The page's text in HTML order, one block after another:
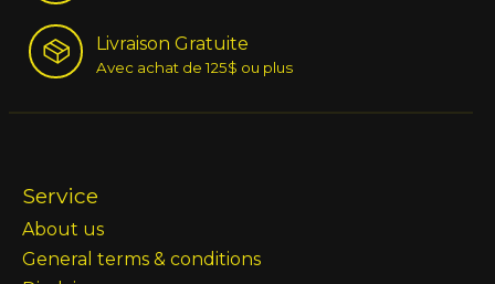
Livraison Gratuite
Avec achat de 125$ ou plus
Service
About us
General terms & conditions